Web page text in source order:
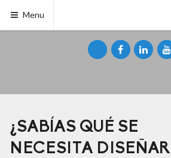
Menu
¿SABÍAS QUÉ SE
NECESITA DISEÑAR